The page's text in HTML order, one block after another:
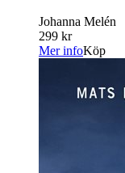
Johanna Melén
299 kr
Mer infoKöp